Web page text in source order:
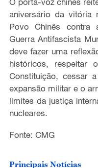
aniversário da vitória
Povo Chinês contra
Guerra Antifascista
deve fazer uma
históricos, respeitar
Constituição, cessar a
expansão militar e o
limites da justiça
nucleares.
Fonte: CMG
Principais Notícias